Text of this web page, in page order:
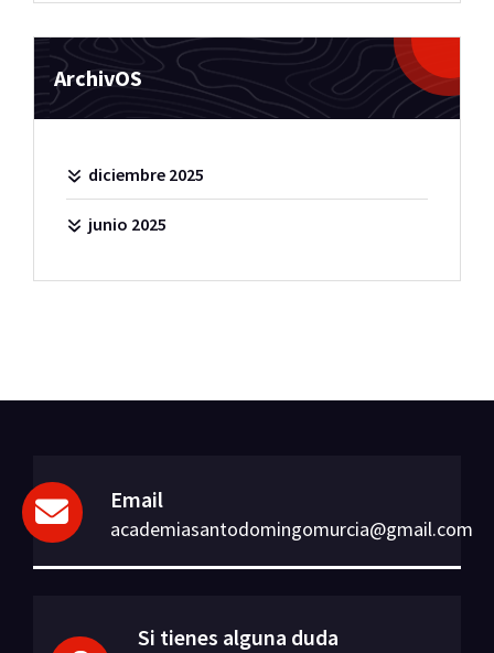
ArchivOS
diciembre 2025
junio 2025
Email
academiasantodomingomurcia@gmail.com
Si tienes alguna duda